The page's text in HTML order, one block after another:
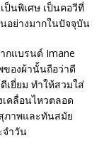
นพิเศษ เป็นคอวีที่
อย่างมากในปัจจุบัน
กแบรนด์ Imane
ของผ้านั้นถือว่าดี
เยี่ยม ทำให้สวมใส่
คลื่อนไหวตลอด
ภาพและทันสมัย
จำวัน